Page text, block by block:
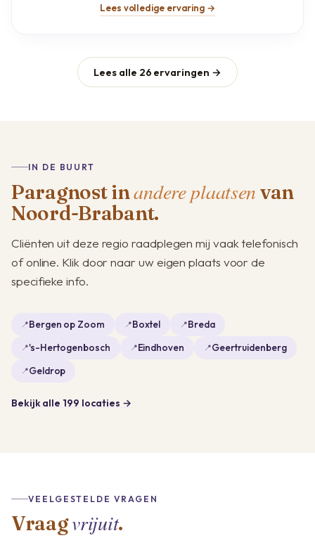
Lees volledige ervaring →
Lees alle 26 ervaringen →
IN DE BUURT
Paragnost inandere plaatsen van
Noord-Brabant.
Cliënten uit deze regio raadplegen mij vaak telefonisch
of online. Klik door naar uw eigen plaats voor de
specifieke info.
Bergen op Zoom Boxtel
Breda
's-Hertogenbosch
Eindhoven
Geertruidenberg
Geldrop
Bekijk alle 199 locaties →
VEELGESTELDE VRAGEN
Vraagvrijuit.